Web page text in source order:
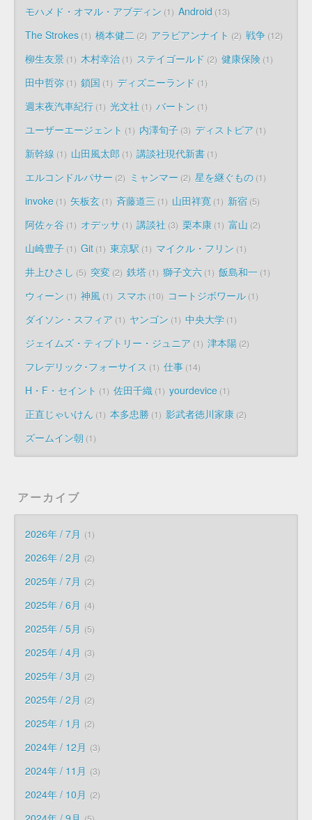
モハメド・オマル・アブディン 1 Android 13
The Strokes 1 橋本健二 2 アラビアンナイト 2 戦争 12
柳生友景 1 木村幸治 1 ステイゴールド 2 健康保険 1
田中哲弥 1 鎖国 1 ディズニーランド 1
週末夜汽車紀行 1 光文社 1 バートン 1
ユーザーエージェント 1 内澤旬子 3 ディストピア 1
新幹線 1 山田風太郎 1 講談社現代新書 1
エルコンドルパサー 2 ミャンマー 2 星を継ぐもの 1
invoke 1 矢板玄 1 斉藤道三 1 山田祥寛 1 新宿 5
阿佐ヶ谷 1 オデッサ 1 講談社 3 栗本康 1 富山 2
山崎豊子 1 Git 1 東京駅 1 マイクル・フリン 1
井上ひさし 5 突変 2 鉄塔 1 獅子文六 1 飯島和一 1
ウィーン 1 神風 1 スマホ 10 コートジボワール 1
ダイソン・スフィア 1 ヤンゴン 1 中央大学 1
ジェイムズ・ティプトリー・ジュニア 1 津本陽 2
フレデリック･フォーサイス 1 仕事 14
H・F・セイント 1 佐田千織 1 yourdevice 1
正直じゃいけん 1 本多忠勝 1 影武者徳川家康 2
ズームイン朝 1
アーカイブ
2026年 / 7月 1
2026年 / 2月 2
2025年 / 7月 2
2025年 / 6月 4
2025年 / 5月 5
2025年 / 4月 3
2025年 / 3月 2
2025年 / 2月 2
2025年 / 1月 2
2024年 / 12月 3
2024年 / 11月 3
2024年 / 10月 2